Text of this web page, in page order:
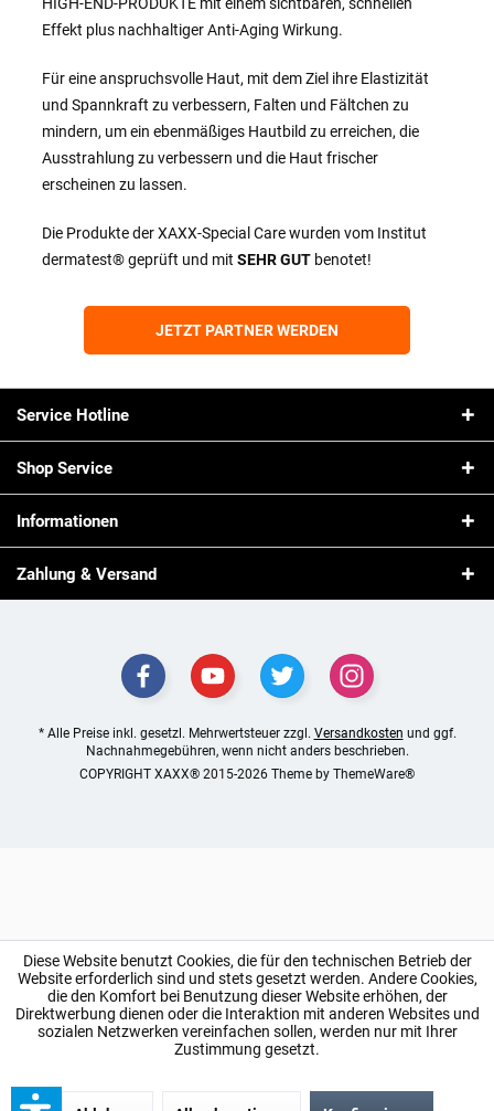
Effekt plus nachhaltiger Anti-Aging Wirkung.
Für eine anspruchsvolle Haut, mit dem Ziel ihre Elastizität
und Spannkraft zu verbessern, Falten und Fältchen zu
mindern, um ein ebenmäßiges Hautbild zu erreichen, die
Ausstrahlung zu verbessern und die Haut frischer
erscheinen zu lassen.
Die Produkte der XAXX-Special Care wurden vom Institut
dermatest® geprüft und mitSEHR GUT benotet!
JETZT PARTNER WERDEN
Service Hotline
Shop Service
Informationen
Zahlung & Versand
* Alle Preise inkl. gesetzl. Mehrwertsteuer zzgl. Versandkosten und ggf.
Nachnahmegebühren, wenn nicht anders beschrieben.
COPYRIGHT XAXX® 2015-2026 Theme by ThemeWare®
Diese Website benutzt Cookies, die für den technischen Betrieb der
Website erforderlich sind und stets gesetzt werden. Andere Cookies,
die den Komfort bei Benutzung dieser Website erhöhen, der
Direktwerbung dienen oder die Interaktion mit anderen Websites und
sozialen Netzwerken vereinfachen sollen, werden nur mit Ihrer
Zustimmung gesetzt.